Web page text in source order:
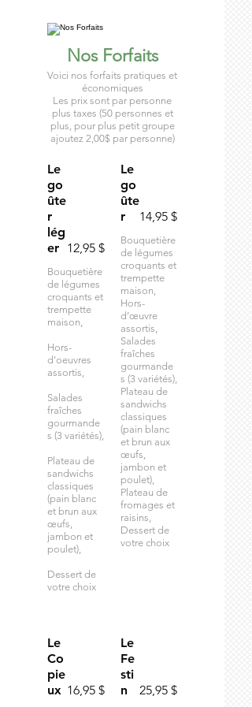
Nos Forfaits
Voici nos forfaits pratiques et
économiques
Les prix sont par personne
plus taxes (50 personnes et
plus, pour plus petit groupe
ajoutez 2,00$ par personne)
Le
go
ûte
r
lég
er
Bouquetière
de légumes
croquants et
trempette
maison,
Hors-
d'oeuvres
assortis,
Salades
fraîches
gourmande
s (3 variétés),
Plateau de
sandwichs
classiques
(pain blanc
et brun aux
œufs,
jambon et
poulet),
Dessert de
12,95 $
Le
go
ûte
r
Bouquetière
de légumes
croquants et
trempette
maison,
Hors-
d’œuvre
assortis,
Salades
fraîches
gourmande
s (3 variétés),
Plateau de
sandwichs
classiques
(pain blanc
et brun aux
œufs,
jambon et
poulet),
Plateau de
fromages et
raisins,
Dessert de
votre choix
14,95 $
Le
Co
pie
ux 16,95 $
Le
Fe
sti
n
25,95 $